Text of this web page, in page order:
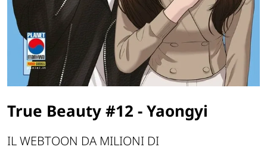
True Beauty #12 - Yaongyi
IL WEBTOON DA MILIONI DI